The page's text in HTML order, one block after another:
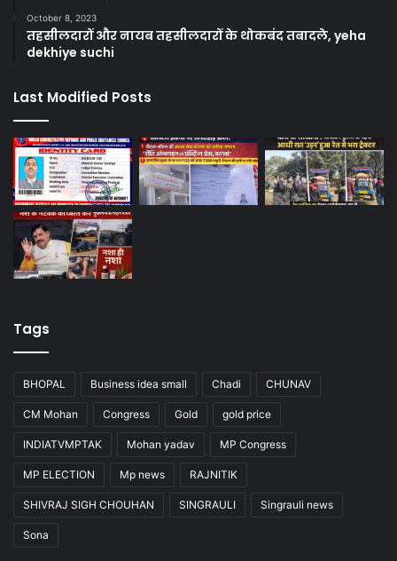
October 8, 2023
तहसीलदारों और नायब तहसीलदारों के थोकबंद तबादले, yeha
dekhiye suchi
Last Modified Posts
Tags
BHOPAL Business idea small Chadi CHUNAV
CM Mohan Congress Gold gold price
INDIATVMPTAK Mohan yadav MP Congress
MP ELECTION Mp news RAJNITIK
SHIVRAJ SIGH CHOUHAN SINGRAULI Singrauli news
Sona